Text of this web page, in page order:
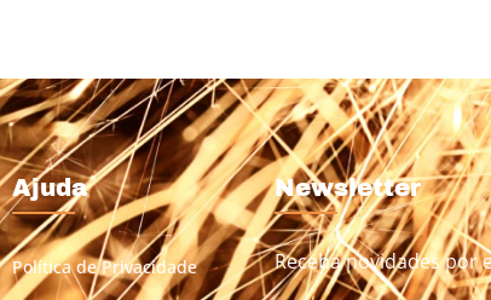
Ajuda
Política de Privacidade
Newsletter
Receba novidades por